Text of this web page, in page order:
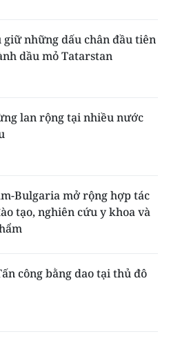
những dấu chân đầu tiên
dầu mỏ Tatarstan
lan rộng tại nhiều nước
Bulgaria mở rộng hợp tác
tạo, nghiên cứu y khoa và
công bằng dao tại thủ đô